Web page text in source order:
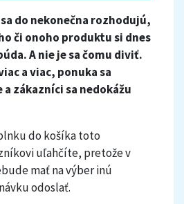
do nekonečna rozhodujú,
či onoho produktu si dnes
A nie je sa čomu diviť.
a viac, ponuka sa
zákazníci sa nedokážu
do košíka toto
uľahčíte, pretože v
mať na výber inú
odoslať.